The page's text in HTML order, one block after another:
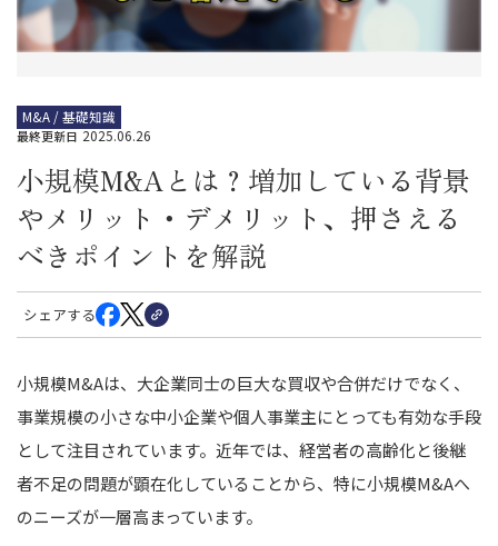
M&A / 基礎知識
最終更新日 2025.06.26
小規模M&Aとは？増加している背景
やメリット・デメリット、押さえる
べきポイントを解説
シェアする
小規模M&Aは、大企業同士の巨大な買収や合併だけでなく、
事業規模の小さな中小企業や個人事業主にとっても有効な手段
として注目されています。近年では、経営者の高齢化と後継
者不足の問題が顕在化していることから、特に小規模M&Aへ
のニーズが一層高まっています。